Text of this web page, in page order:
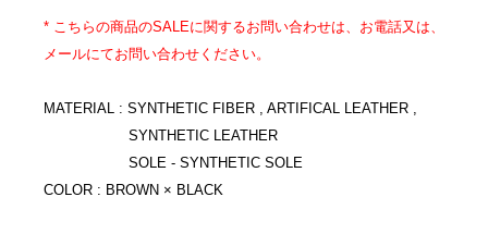
* こちらの商品のSALEに関するお問い合わせは、お電話又は、
メールにてお問い合わせください。
MATERIAL : SYNTHETIC FIBER , ARTIFICAL LEATHER ,
SYNTHETIC LEATHER
SOLE - SYNTHETIC SOLE
COLOR : BROWN × BLACK